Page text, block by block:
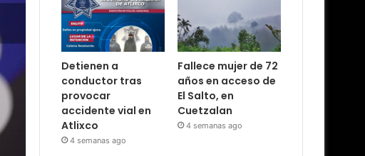
Detienen a
conductor tras
provocar
accidente vial en
Atlixco
4 semanas ago
Fallece mujer de 72
años en acceso de
El Salto, en
Cuetzalan
4 semanas ago